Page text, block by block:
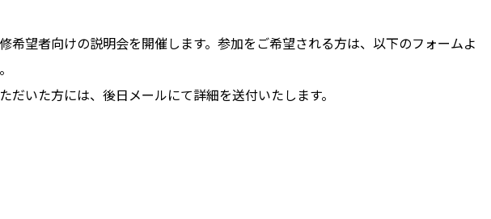
希望者向けの説明会を開催します。参加をご希望される方は、以下のフォームよ
だいた方には、後日メールにて詳細を送付いたします。